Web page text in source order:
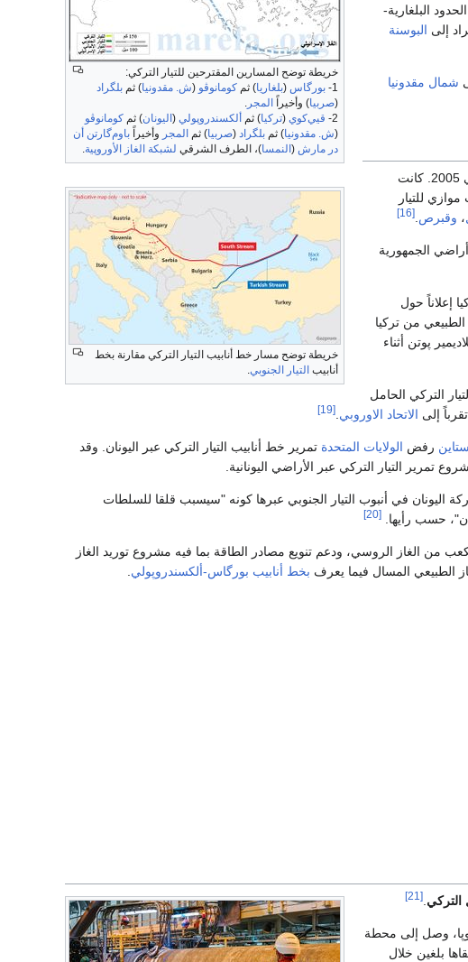
خريطة توضح المسارين المقترحين للتيار التركي:
1- بورگاس (بلغاريا) ثم كومانوڤو (ش. مقدونيا) ثم بلگراد
(صربيا) وأخيراً المجر .
2- قيي‌كوي (تركيا) ثم ألكسندروپولي ( اليونان) ثم كومانوڤو
(ش. مقدونيا) ثم بلگراد (صربيا) ثم المجر وأخيراً باوم‌گارتن أن
در مارش ( النمسا)، الطرف الشرقي لشبكة الغاز الأوروپية.
خريطة توضح مسار خط أنابيب التيار التركي مقارنة بخط
أنابيب التيار الجنوبي
البلغارية-
إلى البوسنة
شمال مقدونيا
هو أول خط أنابيب غاز مباشر بين روسيا وتركيا، والذي بدأ في العمل في 2005. كانت
پوتين خط أنابيب موازي للتيار
، وقبرص [16]
أراضي الجمهورية
إعلاناً حول
من تركيا
پوتن أثناء
التركي الحامل
إلى الاتحاد الاوروبي [19]
رفض الولايات المتحدة تمرير خط أنابيب التيار التركي عبر اليونان. وقد
تمرير التيار التركي عبر الأراضي اليونانية.
اليونان في أنبوب التيار الجنوبي عبرها كونه "سيسبب قلقا للسلطات
حسب رأيها.
[20]
بدلاً من أنبوب الغاز بسعر ملياري دولار لتوريد 47 مليار متر مكعب من الغاز الروسي، ودعم تنويع مصادر الطاقة بما فيه مشروع توريد الغاز
الطبيعي المسال فيما يعرف بخط أنابيب بورگاس-ألكسندروپولي
التركي.
[21]
وصل إلى محطة
ألقاها بلغين خلال